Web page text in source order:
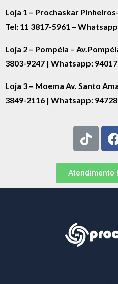
Loja 1 – Prochaskar
Tel: 11 3817-5961 –
Loja 2 – Pompéia –
3803-9247 | Whatsapp:
Loja 3 – Moema Av. Santo
3849-2116 | Whatsapp:
Atendimento